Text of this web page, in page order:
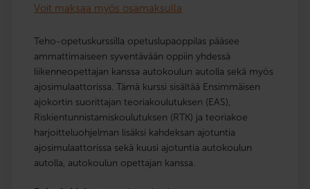
Voit maksaa myös osamaksulla
Teho-opetuskurssilla opetuslupaoppilas pääsee
ammattimaiseen syventävään oppiin yhdessä
liikenneopettajan kanssa autokoulun autolla sekä myös
ajosimulaattorissa. Tämä kurssi sisältää Ensimmäisen
ajokortin suorittajan teoriakoulutuksen (EAS),
Riskientunnistamiskoulutuksen (RTK) ja teoriakoe
harjoitteluohjelman lisäksi kahdeksan ajotuntia
ajosimulaattorissa sekä kuusi ajotuntia autokoulun
autolla, autokoulun opettajan kanssa.